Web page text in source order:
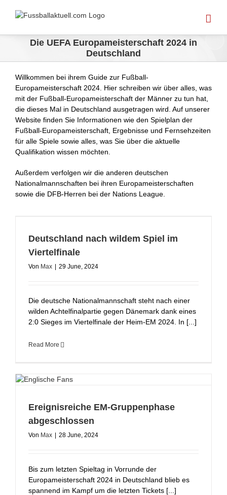
Die UEFA Europameisterschaft 2024 in
Deutschland
Willkommen bei ihrem Guide zur Fußball-
Europameisterschaft 2024. Hier schreiben wir über alles, was
mit der Fußball-Europameisterschaft der Männer zu tun hat,
die dieses Mal in Deutschland ausgetragen wird. Auf unserer
Website finden Sie Informationen wie den Spielplan der
Fußball-Europameisterschaft, Ergebnisse und Fernsehzeiten
für alle Spiele sowie alles, was Sie über die aktuelle
Qualifikation wissen möchten.
Außerdem verfolgen wir die anderen deutschen
Nationalmannschaften bei ihren Europameisterschaften
sowie die DFB-Herren bei der Nations League.
Deutschland nach wildem Spiel im
Viertelfinale
Von Max 29 June, 2024
Die deutsche Nationalmannschaft steht nach einer
wilden Achtelfinalpartie gegen Dänemark dank eines
2:0 Sieges im Viertelfinale der Heim-EM 2024. In [...]
Read More
Ereignisreiche EM-Gruppenphase
abgeschlossen
Von Max 28 June, 2024
Bis zum letzten Spieltag in Vorrunde der
Europameisterschaft 2024 in Deutschland blieb es
spannend im Kampf um die letzten Tickets [...]